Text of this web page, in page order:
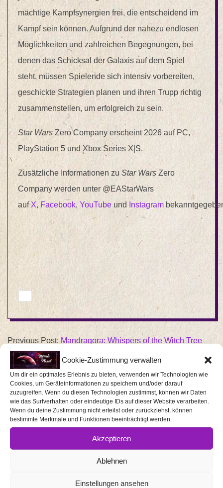
Cookie-Zustimmung verwalten
Um dir ein optimales Erlebnis zu bieten, verwenden wir Technologien wie
Cookies, um Geräteinformationen zu speichern und/oder darauf
zuzugreifen. Wenn du diesen Technologien zustimmst, können wir Daten
wie das Surfverhalten oder eindeutige IDs auf dieser Website verarbeiten.
Wenn du deine Zustimmung nicht erteilst oder zurückziehst, können
bestimmte Merkmale und Funktionen beeinträchtigt werden.
Akzeptieren
Ablehnen
Einstellungen ansehen
mächtige Kampfsynergien frei, die entscheidend im
Kampf sein können. Aufgrund der nahezu endlosen
Möglichkeiten und zahlreichen Begegnungen, bei
denen das Schicksal der Galaxis auf dem Spiel
steht, müssen Spielende sich intensiv vorbereiten,
geschickte Strategien planen und ihren Trupp richtig
zusammenstellen, um erfolgreich zu sein.
Star Wars Zero Company erscheint 2026 auf PC,
PlayStation 5 und Xbox Series X|S.
Zusätzliche Informationen zu Star Wars Zero
Company werden unter @EAStarWars
auf X, Facebook, YouTube und Instagram
04-
21
Previous Post: Mandragora: Whispers of the Witch Tree
Next Post:Tom Clancy’s The Division® 2 startet auf Xbox
Game Pass, Kampf um Brooklyn DLC und Crossroads
Season ab sofort erhältlich
SCHREIBE EINEN KOMMENTAR
Deine E-Mail-Adresse wird nicht veröffentlicht.
Erforderliche Felder sind mit
markiert